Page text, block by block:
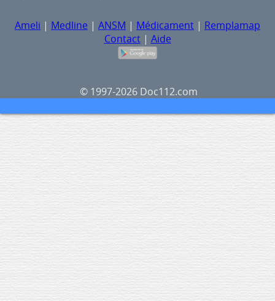
Ameli | Medline | ANSM | Médicament | Remplamap
Contact| Aide
© 1997-2026 Doc112.com